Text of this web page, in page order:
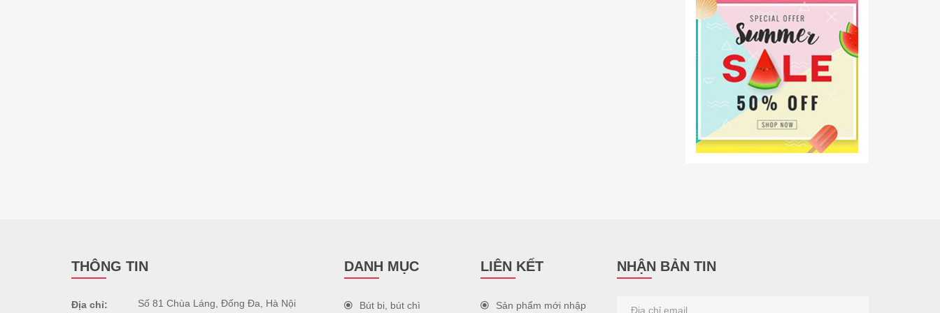
THÔNG TIN
Địa chỉ: Số 81 Chùa Láng, Đống Đa, Hà Nội
DANH MỤC
Bút bi, bút chì
LIÊN KẾT
Sản phẩm mới nhập
NHẬN BẢN TIN